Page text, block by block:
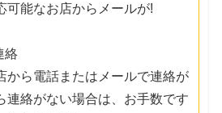
可能なお店からメールが!
絡
から電話またはメールで連絡が
絡がない場合は、お手数です